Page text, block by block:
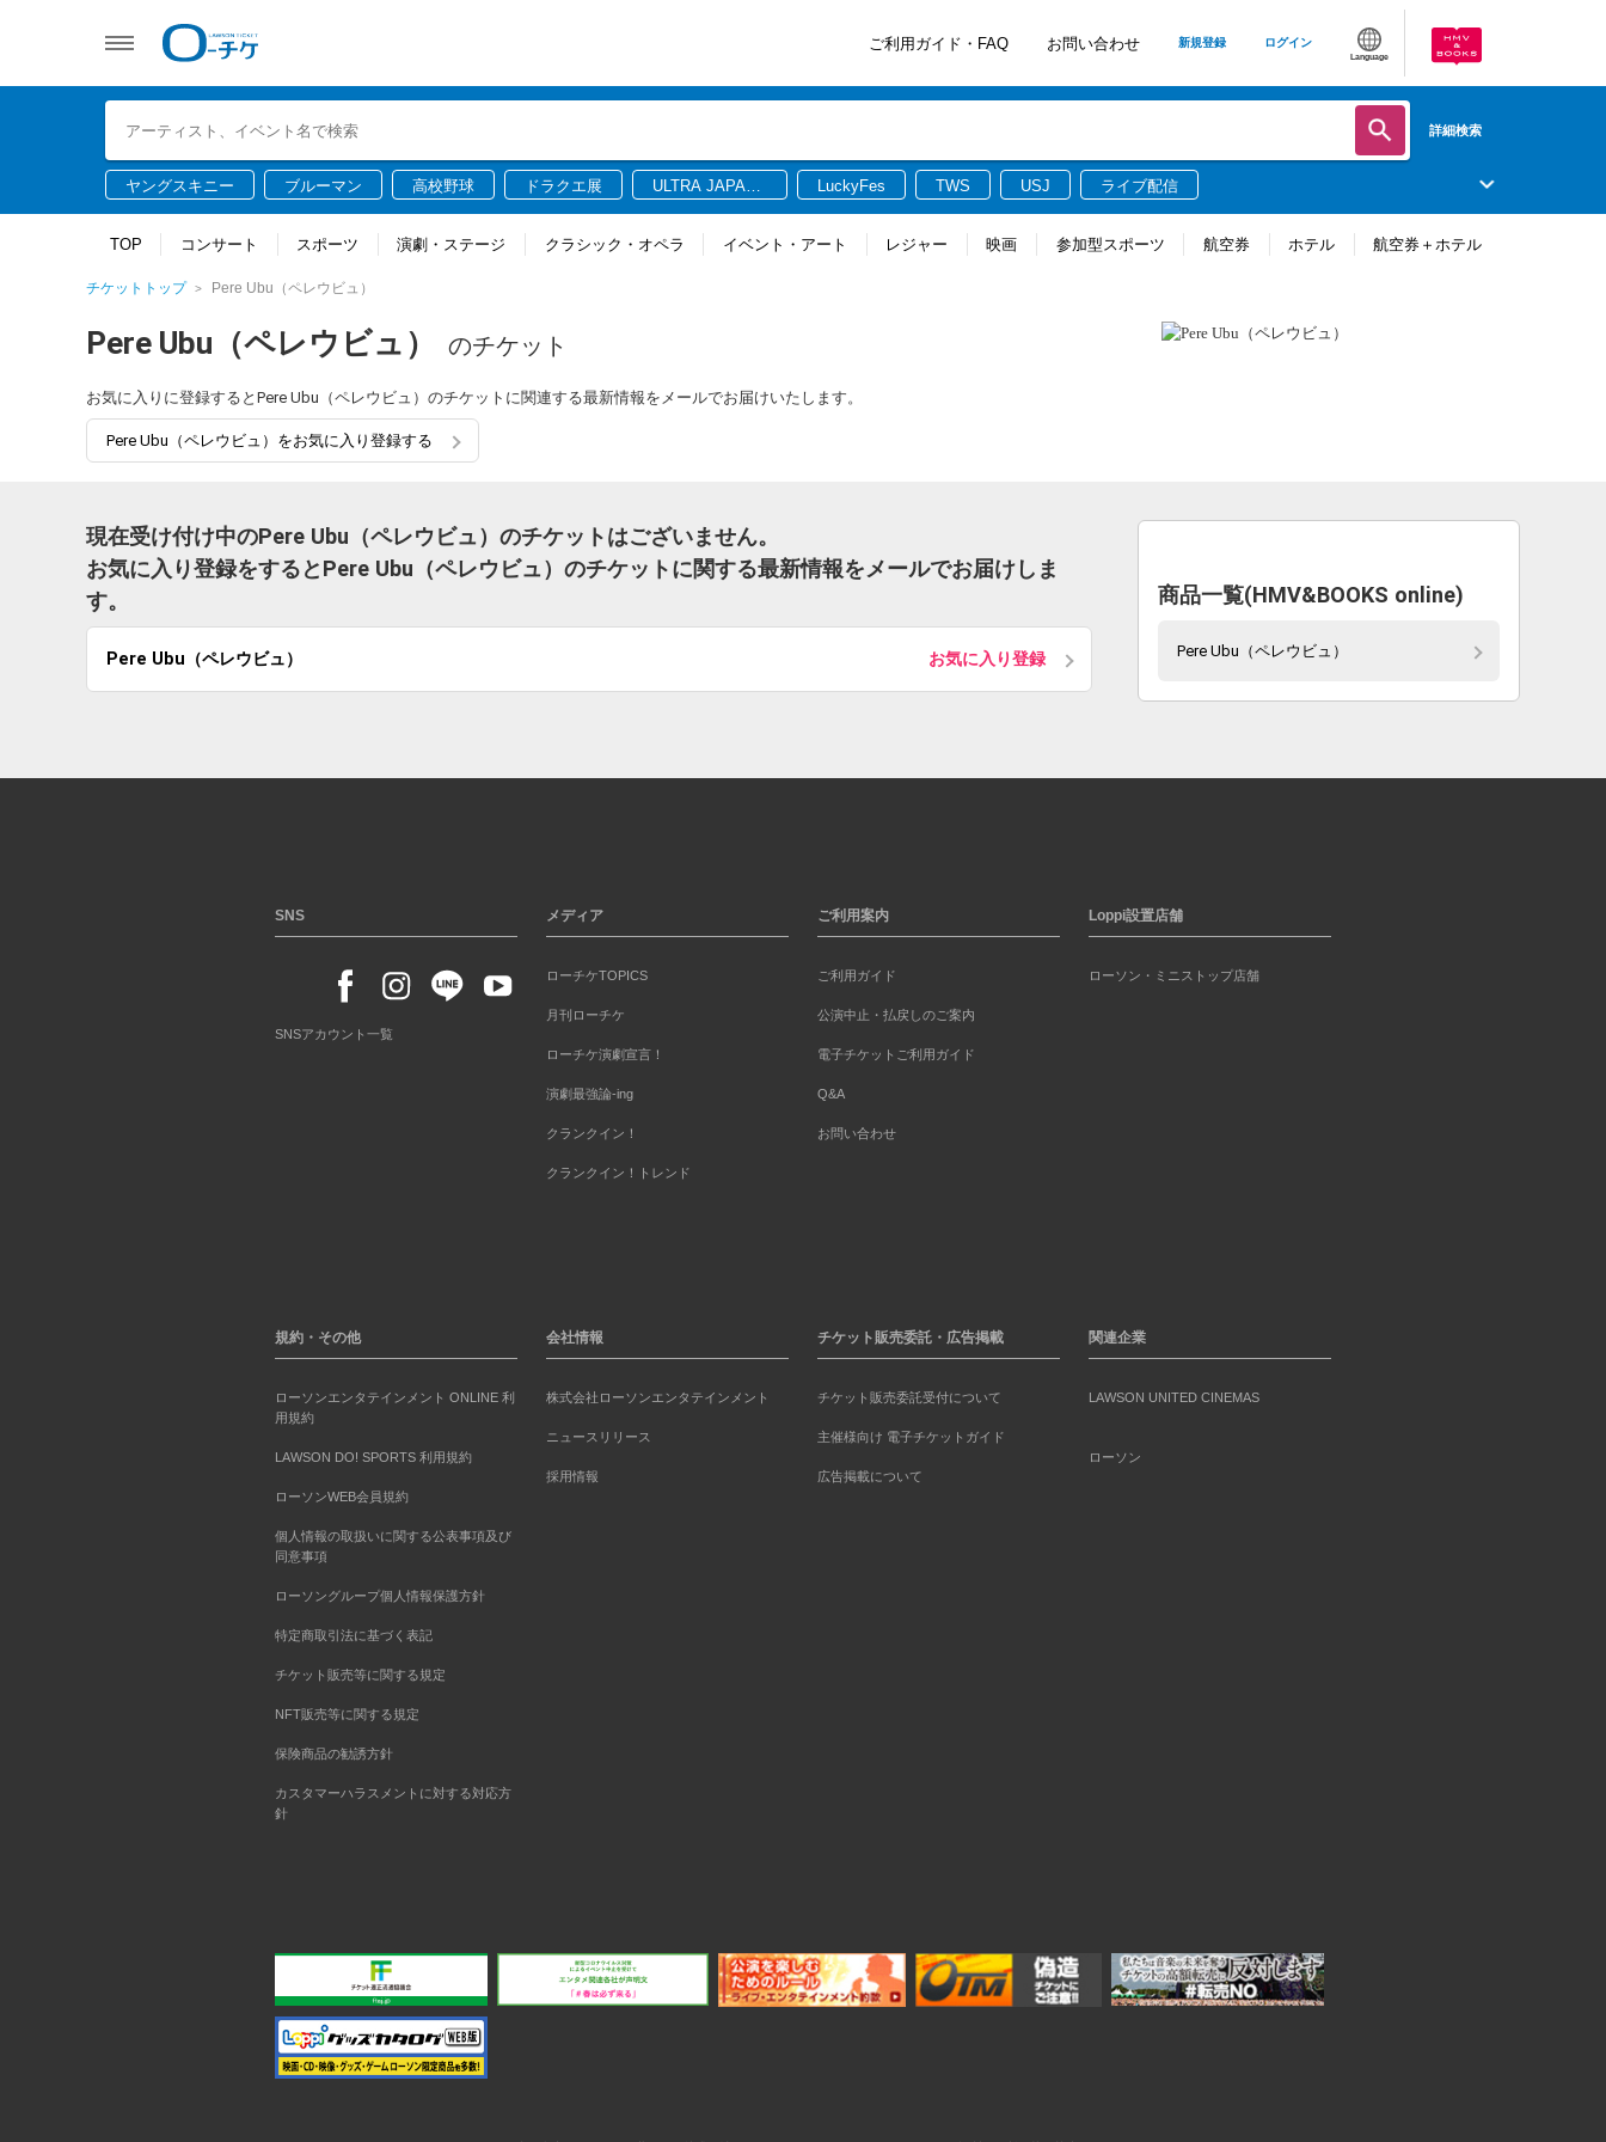
ご利用ガイド・FAQ お問い合わせ 新規登録 ログイン
Language
詳細検索
ヤングスキニー ブルーマン 高校野球 ドラクエ展
ULTRA JAPAN
LuckyFes TWS USJ ライブ配信
TOP コンサート スポーツ 演劇・ステージ クラシック・オペラ イベント・アート レジャー 映画 参加型スポーツ 航空券 ホテル 航空券＋ホテル
チケットトップ Pere Ubu（ペレウビュ）
Pere Ubu（ペレウビュ） のチケット
お気に入りに登録するとPere Ubu（ペレウビュ）のチケットに関連する最新情報をメールでお届けいたします。
Pere Ubu（ペレウビュ）をお気に入り登録する
現在受け付け中のPere Ubu（ペレウビュ）のチケットはございません。
お気に入り登録をするとPere Ubu（ペレウビュ）のチケットに関する最新情報をメールでお届けしま
す。
Pere Ubu（ペレウビュ） お気に入り登録
商品一覧(HMV&BOOKS online)
Pere Ubu（ペレウビュ）
SNS
SNSアカウント一覧
メディア
ローチケTOPICS
月刊ローチケ
ローチケ演劇宣言！
演劇最強論-ing
クランクイン！
クランクイン！トレンド
ご利用案内
ご利用ガイド
公演中止・払戻しのご案内
電子チケットご利用ガイド
Q&A
お問い合わせ
Loppi設置店舗
ローソン・ミニストップ店舗
規約・その他
ローソンエンタテインメント ONLINE 利
用規約
LAWSON DO! SPORTS 利用規約
ローソンWEB会員規約
個人情報の取扱いに関する公表事項及び
同意事項
ローソングループ個人情報保護方針
特定商取引法に基づく表記
チケット販売等に関する規定
NFT販売等に関する規定
保険商品の勧誘方針
カスタマーハラスメントに対する対応方
針
会社情報
株式会社ローソンエンタテインメント
ニュースリリース
採用情報
チケット販売委託・広告掲載
チケット販売委託受付について
主催様向け 電子チケットガイド
広告掲載について
関連企業
LAWSON UNITED CINEMAS
ローソン